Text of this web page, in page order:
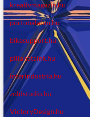
kreativmagazin.hu
portobalaton.hu
bikesupport.hu
pillanataink.hu
interindustria.hu
zoldstudio.hu
VictoryDesign.hu